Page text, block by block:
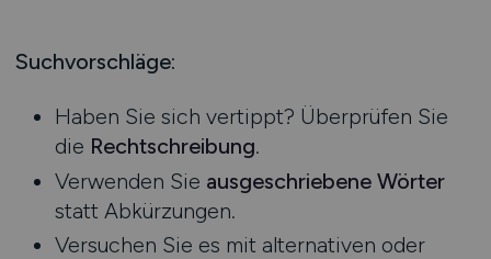
Schienen- / Straßen- / Luft- / Seefracht
Supply Chain Management
Vertrieb / Verkauf / Handel
Zoll / Behörden
Sonstige
Mecklenburg-Vorpommern
Nordrhein-Westfalen
Rheinland-Pfalz
Saarland
Sachsen
Sachsen-Anhalt
Suchvorschläge:
Haben Sie sich vertippt? Überprüfen Sie
die Rechtschreibung.
Verwenden Sie ausgeschriebene Wörter
statt Abkürzungen.
Versuchen Sie es mit alternativen oder